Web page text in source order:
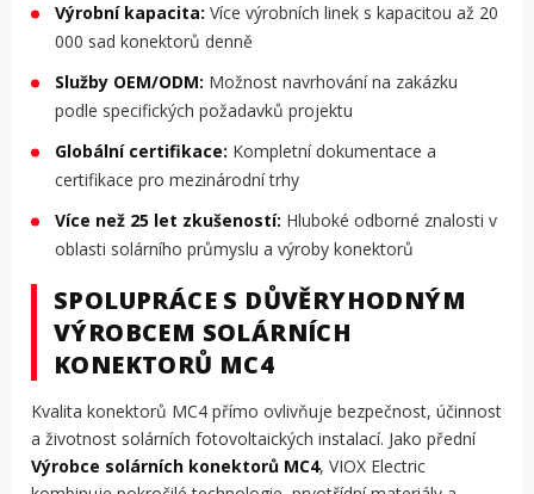
Výrobní kapacita: Více výrobních linek s kapacitou až 20
000 sad konektorů denně
Služby OEM/ODM: Možnost navrhování na zakázku
podle specifických požadavků projektu
Globální certifikace: Kompletní dokumentace a
certifikace pro mezinárodní trhy
Více než 25 let zkušeností: Hluboké odborné znalosti v
oblasti solárního průmyslu a výroby konektorů
SPOLUPRÁCE S DŮVĚRYHODNÝM
VÝROBCEM SOLÁRNÍCH
KONEKTORŮ MC4
Kvalita konektorů MC4 přímo ovlivňuje bezpečnost, účinnost
a životnost solárních fotovoltaických instalací. Jako přední
Výrobce solárních konektorů MC4, VIOX Electric